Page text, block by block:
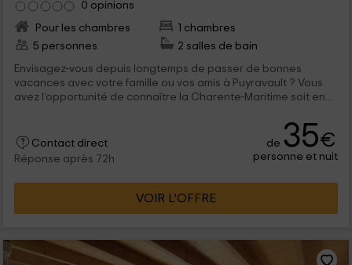
0 opinions
Pour les chambres
1 chambres
5 personnes
2 salles de bain
Envisagez-vous depuis longtemps de passer de bonnes
vacances avec votre famille ou vos amis à Puyravault ? Vous
avez l’opportunité de connaître la Charente-Maritime soit en...
Contact direct
Réponse après 72h
de 35€
personne et nuit
VOIR L’OFFRE